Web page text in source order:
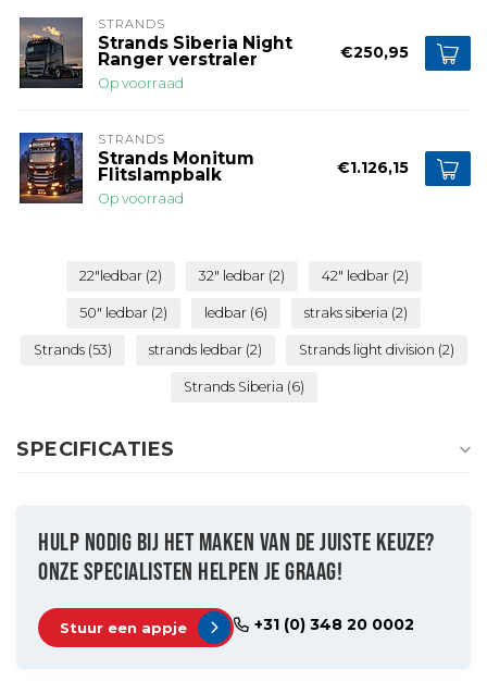
STRANDS
Strands Siberia Night
Ranger verstraler
Op voorraad
€250,95
STRANDS
Strands Monitum
Flitslampbalk
Op voorraad
€1.126,15
22"ledbar (2) 32" ledbar (2) 42" ledbar (2)
50" ledbar (2) ledbar (6) straks siberia (2)
Strands (53) strands ledbar (2) Strands light division (2)
Strands Siberia (6)
SPECIFICATIES
HULP NODIG BIJ HET MAKEN VAN DE JUISTE KEUZE?
ONZE SPECIALISTEN HELPEN JE GRAAG!
Stuur een appje +31 (0) 348 20 0002